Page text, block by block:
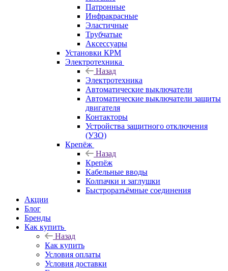
Патронные
Инфракрасные
Эластичные
Трубчатые
Аксессуары
Установки КРМ
Электротехника
Назад
Электротехника
Автоматические выключатели
Автоматические выключатели защиты
двигателя
Контакторы
Устройства защитного отключения
(УЗО)
Крепёж
Назад
Крепёж
Кабельные вводы
Колпачки и заглушки
Быстроразъёмные соединения
Акции
Блог
Бренды
Как купить
Назад
Как купить
Условия оплаты
Условия доставки